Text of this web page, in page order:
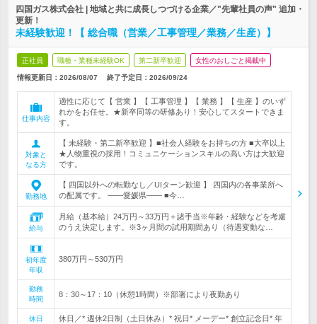
四国ガス株式会社 | 地域と共に成長しつづける企業／"先輩社員の声" 追加・
更新！
未経験歓迎！【 総合職（営業／工事管理／業務／生産）】
正社員 職種・業種未経験OK 第二新卒歓迎 女性のおしごと掲載中
情報更新日：2026/08/07 終了予定日： 2026/09/24
仕事内容
適性に応じて【 営業 】【 工事管理 】【 業務 】【 生産 】のいず
れかをお任せ。★新卒同等の研修あり！安心してスタートできま
す。
対象と
なる方
【 未経験・第二新卒歓迎 】■社会人経験をお持ちの方 ■大卒以上
★人物重視の採用！コミュニケーションスキルの高い方は大歓迎
です。
勤務地
【 四国以外への転勤なし／UIターン歓迎 】 四国内の各事業所へ
の配属です。 ――愛媛県―― ■今…
給与
月給（基本給）24万円～33万円＋諸手当※年齢・経験などを考慮
のうえ決定します。※3ヶ月間の試用期間あり（待遇変動な…
初年度
年収
380万円～530万円
勤務
時間
8：30～17：10（休憩1時間）※部署により夜勤あり
休日
休日／* 週休2日制（土日休み）* 祝日* メーデー* 創立記念日* 年